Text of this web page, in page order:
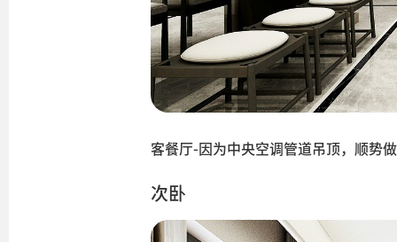
客餐厅-因为中央空调管道吊顶，顺势
次卧